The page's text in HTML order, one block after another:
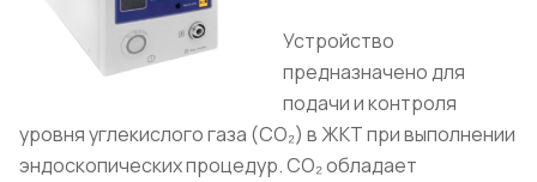
Устройство
предназначено для
подачи и контроля
уровня углекислого газа (CO₂) в ЖКТ при выполнении
эндоскопических процедур. CO₂ обладает